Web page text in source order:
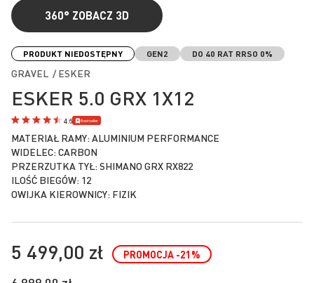
360° ZOBACZ 3D
na
galerii
ESKER 5.0 GRX 1X12
4.6 Bestseller
PRODUKT NIEDOSTĘPNY GEN2 DO 40 RAT RRSO 0%
GRAVEL / ESKER
MATERIAŁ RAMY: ALUMINIUM PERFORMANCE
WIDELEC: CARBON
PRZERZUTKA TYŁ: SHIMANO GRX RX822
ILOŚĆ BIEGÓW: 12
OWIJKA KIEROWNICY: FIZIK
5 499,00 zł PROMOCJA -21 %